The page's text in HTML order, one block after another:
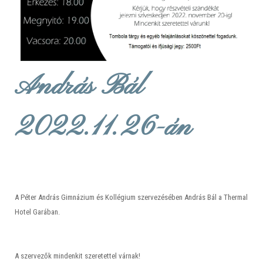
András Bál
2022.11.26-án
A Péter András Gimnázium és Kollégium szervezésében András Bál a Thermal
Hotel Garában.
A szervezők mindenkit szeretettel várnak!